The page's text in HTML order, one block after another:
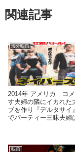
関連記事
海外映画
2014年 アメリカ コ
す夫婦の隣にイカれた
ブを作り『デルタサイ
でパーティー三昧夫婦
映画